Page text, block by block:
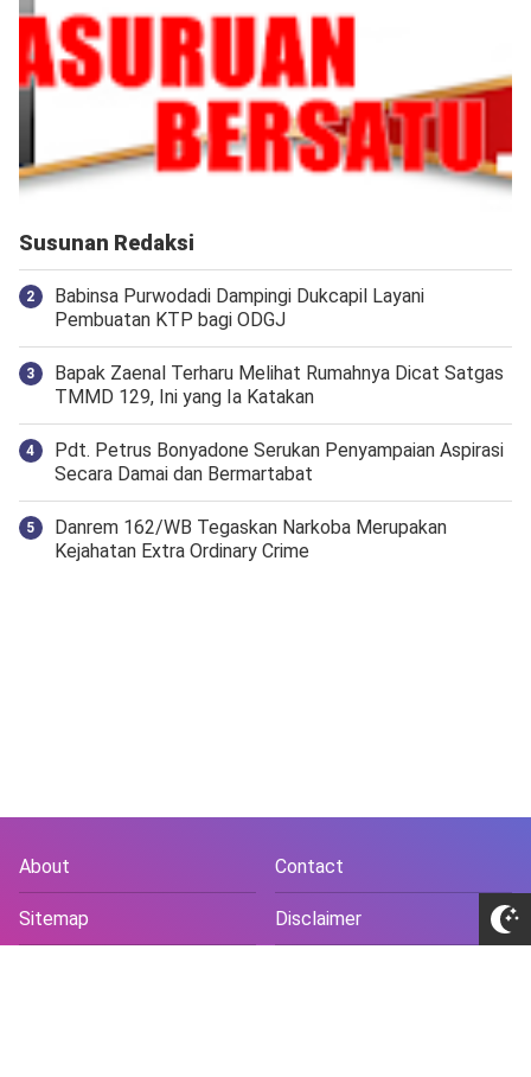
Susunan Redaksi
Babinsa Purwodadi Dampingi Dukcapil Layani
Pembuatan KTP bagi ODGJ
Bapak Zaenal Terharu Melihat Rumahnya Dicat Satgas
TMMD 129, Ini yang Ia Katakan
Pdt. Petrus Bonyadone Serukan Penyampaian Aspirasi
Secara Damai dan Bermartabat
Danrem 162/WB Tegaskan Narkoba Merupakan
Kejahatan Extra Ordinary Crime
About Contact
Sitemap Disclaimer